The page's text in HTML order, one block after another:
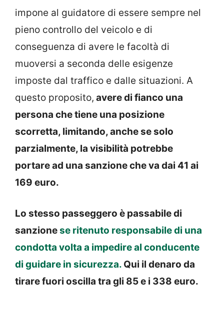
impone al guidatore di essere sempre nel
pieno controllo del veicolo e di
conseguenza di avere le facoltà di
muoversi a seconda delle esigenze
imposte dal traffico e dalle situazioni. A
questo proposito, avere di fianco una
persona che tiene una posizione
scorretta, limitando, anche se solo
parzialmente, la visibilità potrebbe
portare ad una sanzione che va dai 41 ai
169 euro.
Lo stesso passeggero è passabile di
sanzionese ritenuto responsabile di una
condotta volta a impedire al conducente
di guidare in sicurezza. Qui il denaro da
tirare fuori oscilla tra gli 85 e i 338 euro.